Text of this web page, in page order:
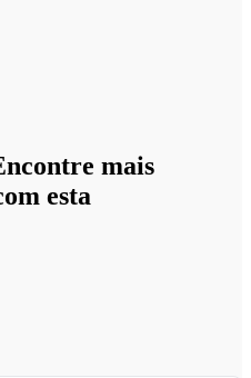
mais
esta